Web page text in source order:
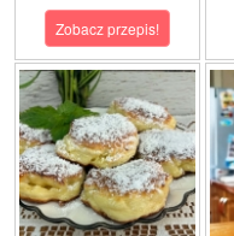
Zobacz przepis!